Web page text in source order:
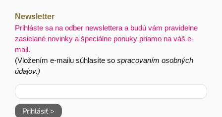
Newsletter
Prihláste sa na odber newslettera a budú vám pravidelne
zasielané novinky a špeciálne ponuky priamo na váš e-
mail.
(Vložením e-mailu súhlasíte sospracovaním osobných
údajov.)
Prihlásiť >